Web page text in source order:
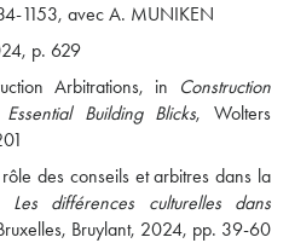
1153, avec A. MUNIKEN
p. 629
Arbitrations, in
Construction
Building Blicks, Wolters
des conseils et arbitres dans la
Les différences culturelles dans
Bruylant, 2024, pp. 39-60